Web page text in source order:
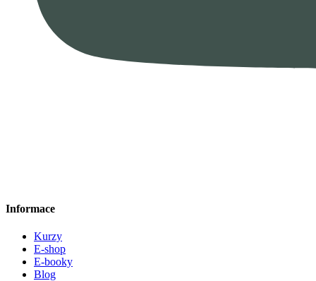
Informace
Kurzy
E-shop
E-booky
Blog